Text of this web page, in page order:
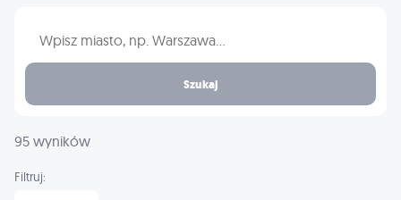
Szukaj
95 wyników
Filtruj: